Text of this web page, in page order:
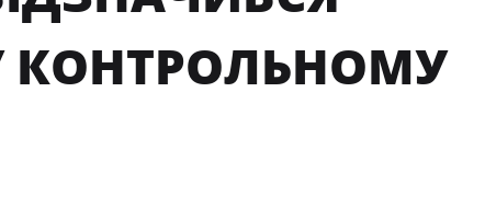
КОНТРОЛЬНОМУ